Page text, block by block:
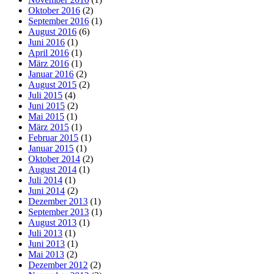
Oktober 2016 (2)
September 2016 (1)
August 2016 (6)
Juni 2016 (1)
April 2016 (1)
März 2016 (1)
Januar 2016 (2)
August 2015 (2)
Juli 2015 (4)
Juni 2015 (2)
Mai 2015 (1)
März 2015 (1)
Februar 2015 (1)
Januar 2015 (1)
Oktober 2014 (2)
August 2014 (1)
Juli 2014 (1)
Juni 2014 (2)
Dezember 2013 (1)
September 2013 (1)
August 2013 (1)
Juli 2013 (1)
Juni 2013 (1)
Mai 2013 (2)
Dezember 2012 (2)